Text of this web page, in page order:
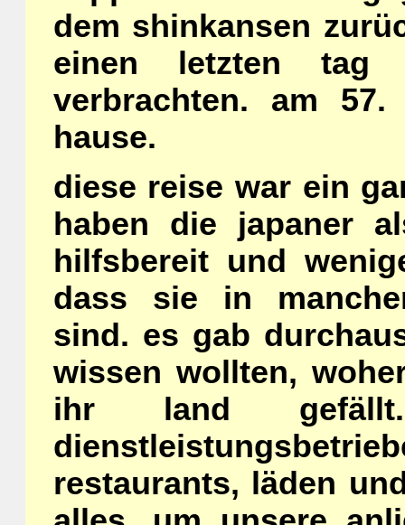
dem shinkansen
einen letzten tag
verbrachten. am
hause.
diese reise war ein
haben die japaner
hilfsbereit und
dass sie in
sind. es gab
wissen wollten,
ihr land
restaurants, läden